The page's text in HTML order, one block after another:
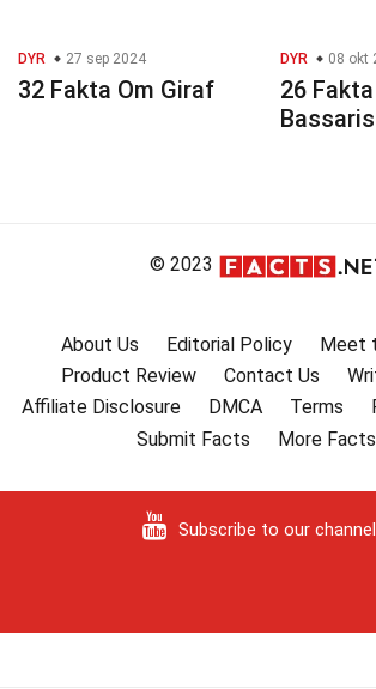
DYR 27 sep 2024
32 Fakta Om Giraf
DYR 08 okt
26
© 2023
About Us Editorial Policy
Meet
Product Review
Contact Us
Affiliate Disclosure
DMCA Terms
Submit Facts
More Facts
Subscribe to our channel